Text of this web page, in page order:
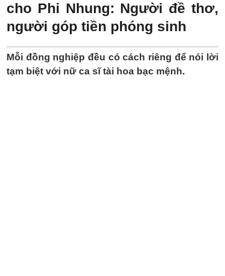
cho Phi Nhung: Người đề thơ,
người góp tiền phóng sinh
Mỗi đồng nghiệp đều có cách riêng để nói lời
tạm biệt với nữ ca sĩ tài hoa bạc mệnh.